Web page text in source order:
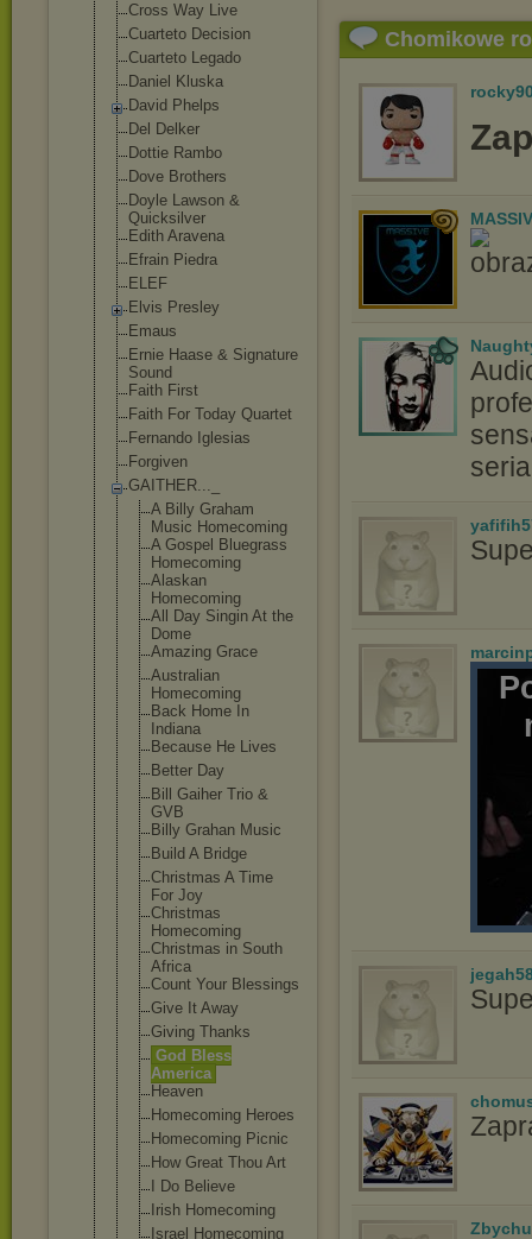
Cross Way Live
Cuarteto Decision
Cuarteto Legado
Daniel Kluska
David Phelps
Del Delker
Dottie Rambo
Dove Brothers
Doyle Lawson &
Quicksilver
Edith Aravena
Efrain Piedra
ELEF
Elvis Presley
Emaus
Ernie Haase & Signature
Sound
Faith First
Faith For Today Quartet
Fernando Iglesias
Forgiven
GAITHER..._
A Billy Graham
Music Homecoming
A Gospel Bluegrass
Homecoming
Alaskan
Homecoming
All Day Singin At the
Dome
Amazing Grace
Australian
Homecoming
Back Home In
Indiana
Because He Lives
Better Day
Bill Gaiher Trio &
GVB
Billy Grahan Music
Build A Bridge
Christmas A Time
For Joy
Christmas
Homecoming
Christmas in South
Africa
Count Your Blessings
Give It Away
Giving Thanks
God Bless
America
Heaven
Homecoming Heroes
Homecoming Picnic
How Great Thou Art
I Do Believe
Irish Homecoming
Israel Homecoming
Chomikowe